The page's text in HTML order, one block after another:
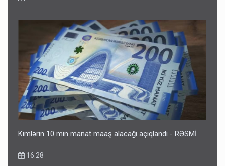
Kimlərin 10 min manat maaş alacağı açıqlandı - RƏSMİ
16:28